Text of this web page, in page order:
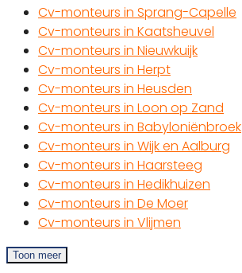
Cv-monteurs in Sprang-Capelle
Cv-monteurs in Kaatsheuvel
Cv-monteurs in Nieuwkuijk
Cv-monteurs in Herpt
Cv-monteurs in Heusden
Cv-monteurs in Loon op Zand
Cv-monteurs in Babyloniënbroek
Cv-monteurs in Wijk en Aalburg
Cv-monteurs in Haarsteeg
Cv-monteurs in Hedikhuizen
Cv-monteurs in De Moer
Cv-monteurs in Vlijmen
Toon meer